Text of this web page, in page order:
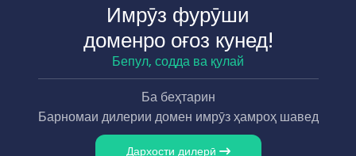
Имрӯз фурӯши
доменро оғоз кунед!
Бепул, содда ва қулай
Ба беҳтарин
Барномаи дилерии домен имрӯз ҳамроҳ шавед
Дархости дилерӣ